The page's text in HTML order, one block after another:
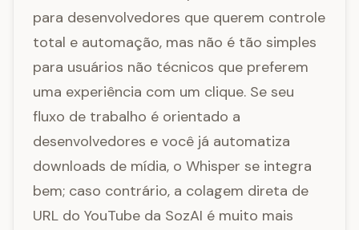
para desenvolvedores que querem controle
total e automação, mas não é tão simples
para usuários não técnicos que preferem
uma experiência com um clique. Se seu
fluxo de trabalho é orientado a
desenvolvedores e você já automatiza
downloads de mídia, o Whisper se integra
bem; caso contrário, a colagem direta de
URL do YouTube da SozAI é muito mais